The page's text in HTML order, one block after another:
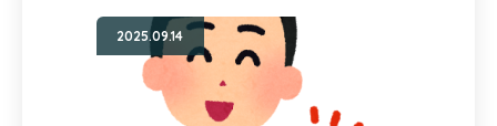
2025.09.14